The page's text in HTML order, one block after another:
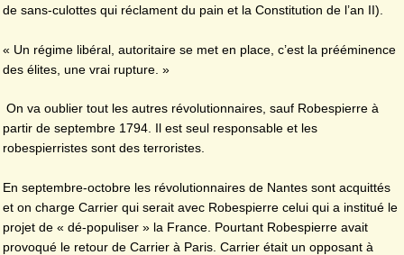
de sans-culottes qui réclament du pain et la Constitution de l’an II).
« Un régime libéral, autoritaire se met en place, c’est la prééminence
des élites, une vrai rupture. »
On va oublier tout les autres révolutionnaires, sauf Robespierre à
partir de septembre 1794. Il est seul responsable et les
robespierristes sont des terroristes.
En septembre-octobre les révolutionnaires de Nantes sont acquittés
et on charge Carrier qui serait avec Robespierre celui qui a institué le
projet de « dé-populiser » la France. Pourtant Robespierre avait
provoqué le retour de Carrier à Paris. Carrier était un opposant à